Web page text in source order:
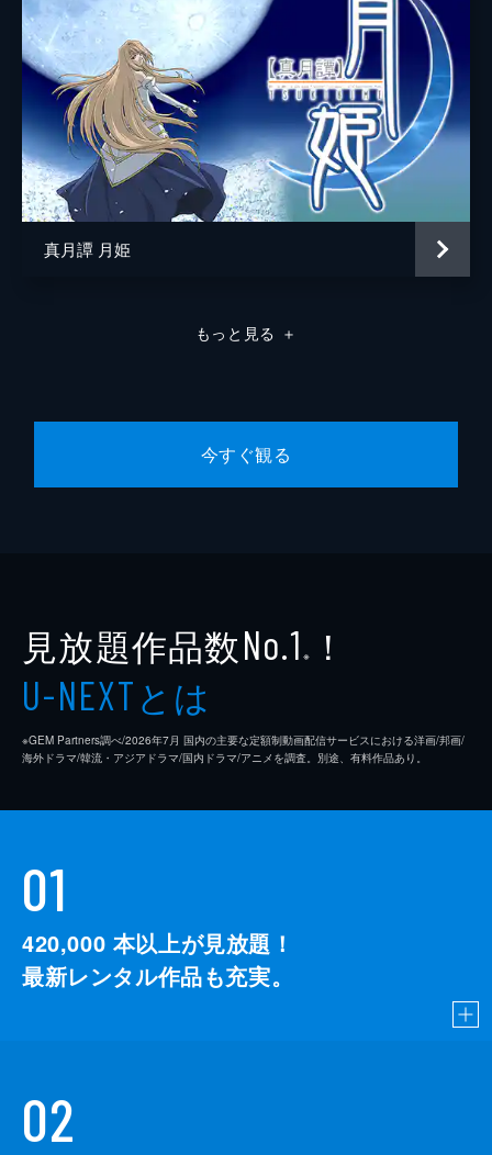
真月譚 月姫
もっと見る ＋
今すぐ観る
見放題作品数No.1 ※ ！
U-NEXTとは
※GEM Partners調べ/2026年7⽉ 国内の主要な定額制動画配信サービスにおける洋画/邦画/
海外ドラマ/韓流・アジアドラマ/国内ドラマ/アニメを調査。別途、有料作品あり。
01
420,000 本以上が見放題！
最新レンタル作品も充実。
02